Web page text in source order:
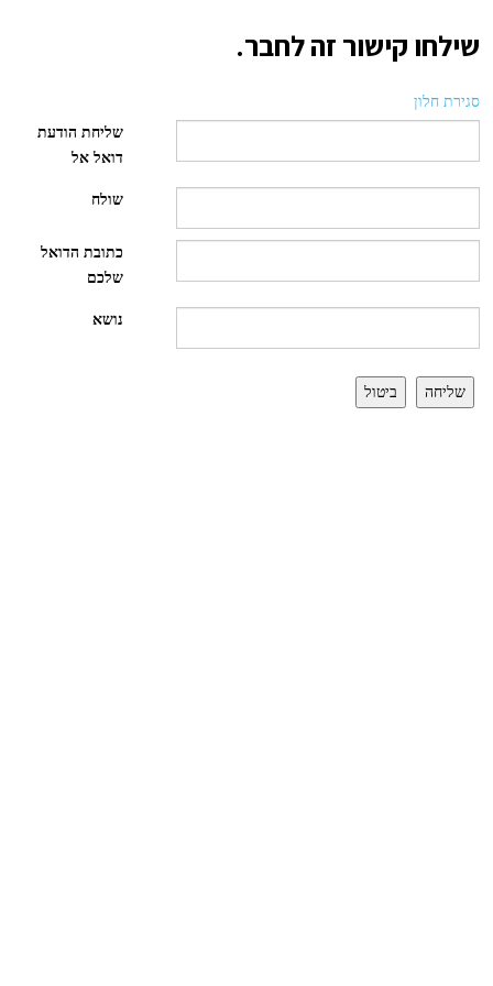
שילחו קישור זה לחבר.
סגירת חלון
שליחת הודעת
דואל אל
שולח
כתובת הדואל
שלכם
נושא
שליחה ביטול